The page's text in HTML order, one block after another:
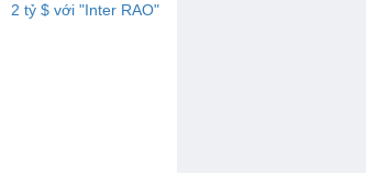
2 tỷ $ với "Inter RAO"